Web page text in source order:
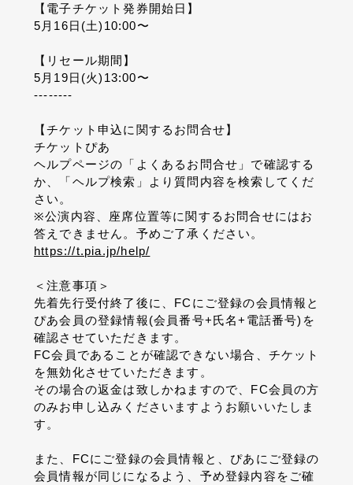
【電子チケット発券開始日】
5 月 16日 (土)10:00〜
【リセール期間】
5 月 19日 (火)13:00〜
--------
【チケット申込に関するお問合せ】
チケットぴあ
ヘルプページの「よくあるお問合せ」で確認する
か、「ヘルプ検索」より質問内容を検索してくだ
さい。
※公演内容、座席位置等に関するお問合せにはお
答えできません。予めご了承ください。
https://t.pia.jp/help/
＜注意事項＞
先着先行受付終了後に、 FC にご登録の会員情報と
ぴあ会員の登録情報(会員番号+氏名+ 電話番号) を
確認させていただきます。
FC会員であることが確認できない場合、チケット
を無効化させていただきます。
その場合の返金は致しかねますので、 FC会員の方
のみお申し込みくださいますようお願いいたしま
す。
また、 FCにご登録の会員情報と、ぴあにご登録の
会員情報が同じになるよう、予め登録内容をご確